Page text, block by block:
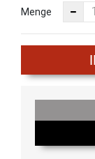
Menge